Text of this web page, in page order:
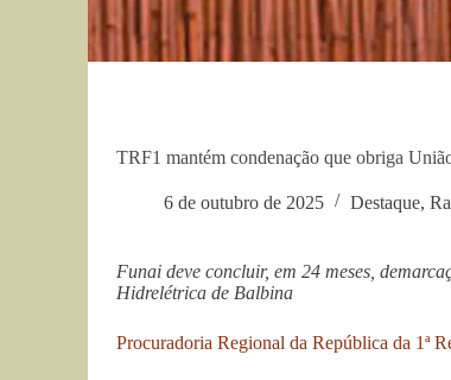
TRF1 mantém condenação que obriga
6 de outubro de 2025 Destaque,
Funai deve concluir, em 24 meses,
Hidrelétrica de Balbina
Procuradoria Regional da República da 1ª